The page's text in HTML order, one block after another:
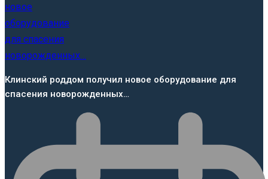
Клинский роддом получил новое оборудование для
спасения новорожденных…